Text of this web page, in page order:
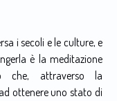
i secoli e le culture, e
è la meditazione
che, attraverso la
ottenere uno stato di